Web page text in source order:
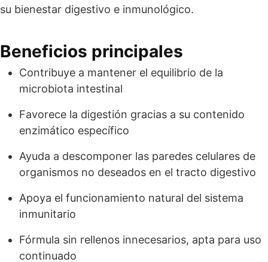
su bienestar digestivo e inmunológico.
Beneficios principales
Contribuye a mantener el equilibrio de la
microbiota intestinal
Favorece la digestión gracias a su contenido
enzimático específico
Ayuda a descomponer las paredes celulares de
organismos no deseados en el tracto digestivo
Apoya el funcionamiento natural del sistema
inmunitario
Fórmula sin rellenos innecesarios, apta para uso
continuado